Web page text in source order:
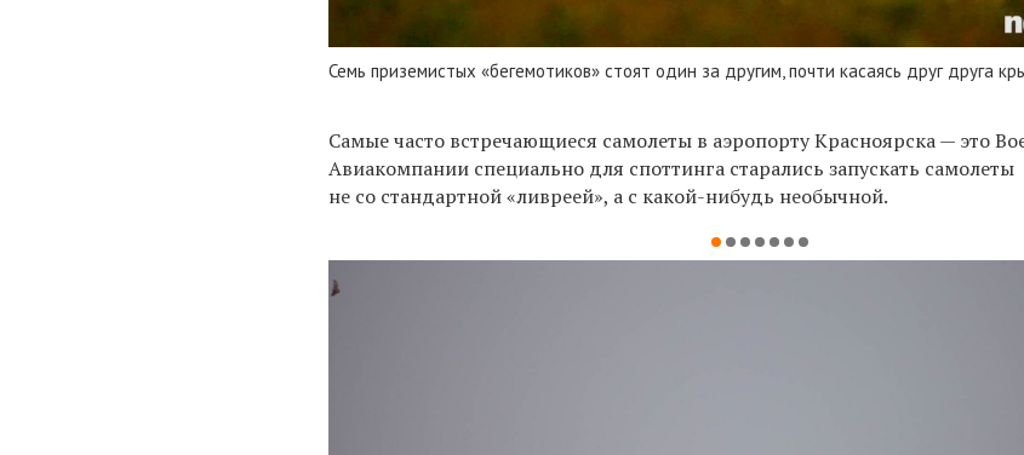
Семь приземистых «бегемотиков» стоят один за другим, почти касаясь друг друга
Самые часто встречающиеся самолеты в аэропорту Красноярска — это
Авиакомпании специально для споттинга старались запускать самолеты
не со стандартной «ливреей», а с какой-нибудь необычной.